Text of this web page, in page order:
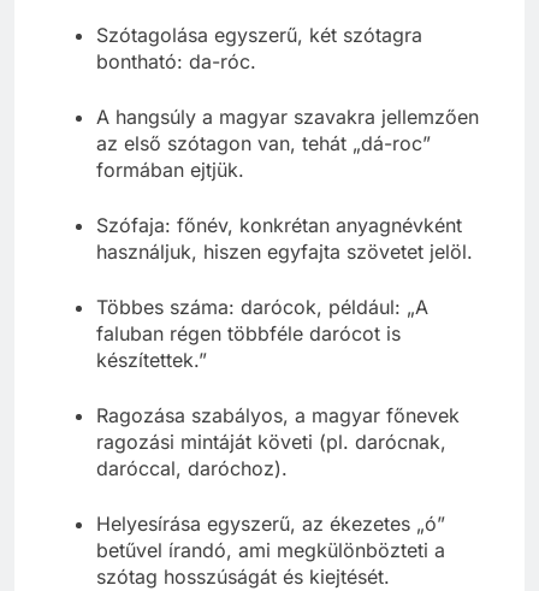
Szótagolása egyszerű, két szótagra
bontható: da-róc.
A hangsúly a magyar szavakra jellemzően
az első szótagon van, tehát „dá-roc”
formában ejtjük.
Szófaja: főnév, konkrétan anyagnévként
használjuk, hiszen egyfajta szövetet jelöl.
Többes száma: darócok, például: „A
faluban régen többféle darócot is
készítettek.”
Ragozása szabályos, a magyar főnevek
ragozási mintáját követi (pl. darócnak,
daróccal, daróchoz).
Helyesírása egyszerű, az ékezetes „ó”
betűvel írandó, ami megkülönbözteti a
szótag hosszúságát és kiejtését.